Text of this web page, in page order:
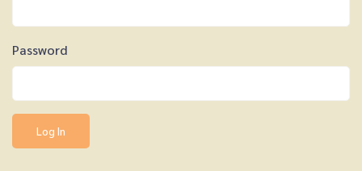
Password